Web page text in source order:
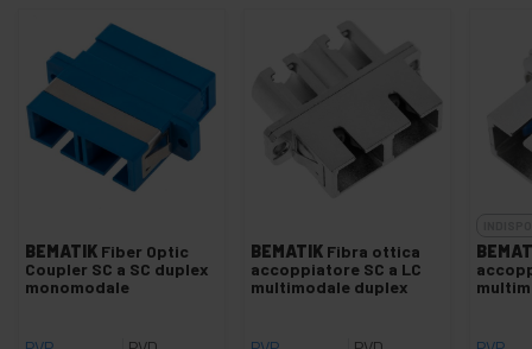
BEMATIK Fiber Optic
Coupler SC a SC duplex
monomodale
BEMATIK Fibra ottica
accoppiatore SC a LC
multimodale duplex